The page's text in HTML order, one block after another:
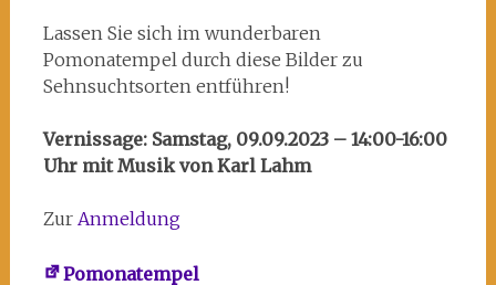
Lassen Sie sich im wunderbaren
Pomonatempel durch diese Bilder zu
Sehnsuchtsorten entführen!
Vernissage: Samstag, 09.09.2023 – 14:00-16:00
Uhr mit Musik von Karl Lahm
Zur Anmeldung
Pomonatempel